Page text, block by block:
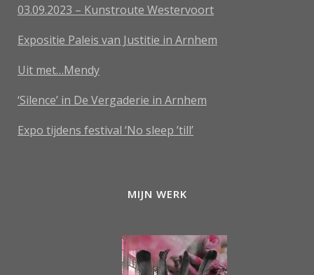
03.09.2023 – Kunstroute Westervoort
Expositie Paleis van Justitie in Arnhem
Uit met…Mendy
‘Silence’ in De Vergaderie in Arnhem
Expo tijdens festival ‘No sleep ’till’
MIJN WERK